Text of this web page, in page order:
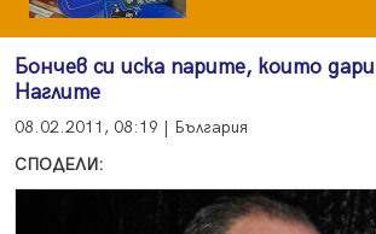
Бончев си иска парите, които
Наглите
08.02.2011, 08:19 | България
СПОДЕЛИ: